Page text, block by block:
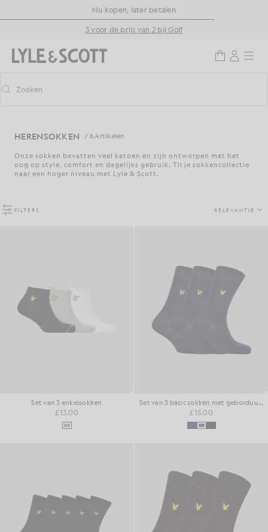
Ga naar de hoofdinhoud
Informatie over toegankelijkheid
Nu kopen, later betalen
3 voor de prijs van 2 bij Golf
Voorspellend zoeken in- of uitschakelen
Zoeken
HERENSOKKEN / 6 Artikelen
Onze sokken bevatten veel katoen en zijn ontworpen met het
oog op style, comfort en dagelijks gebruik. Til je sokkencollectie
naar een hoger niveau met Lyle & Scott.
FILTERS RELEVANTIE
Set van 3 enkelsokken
£13.00
Set van 3 basic sokken met geborduurde adelaar
£15.00